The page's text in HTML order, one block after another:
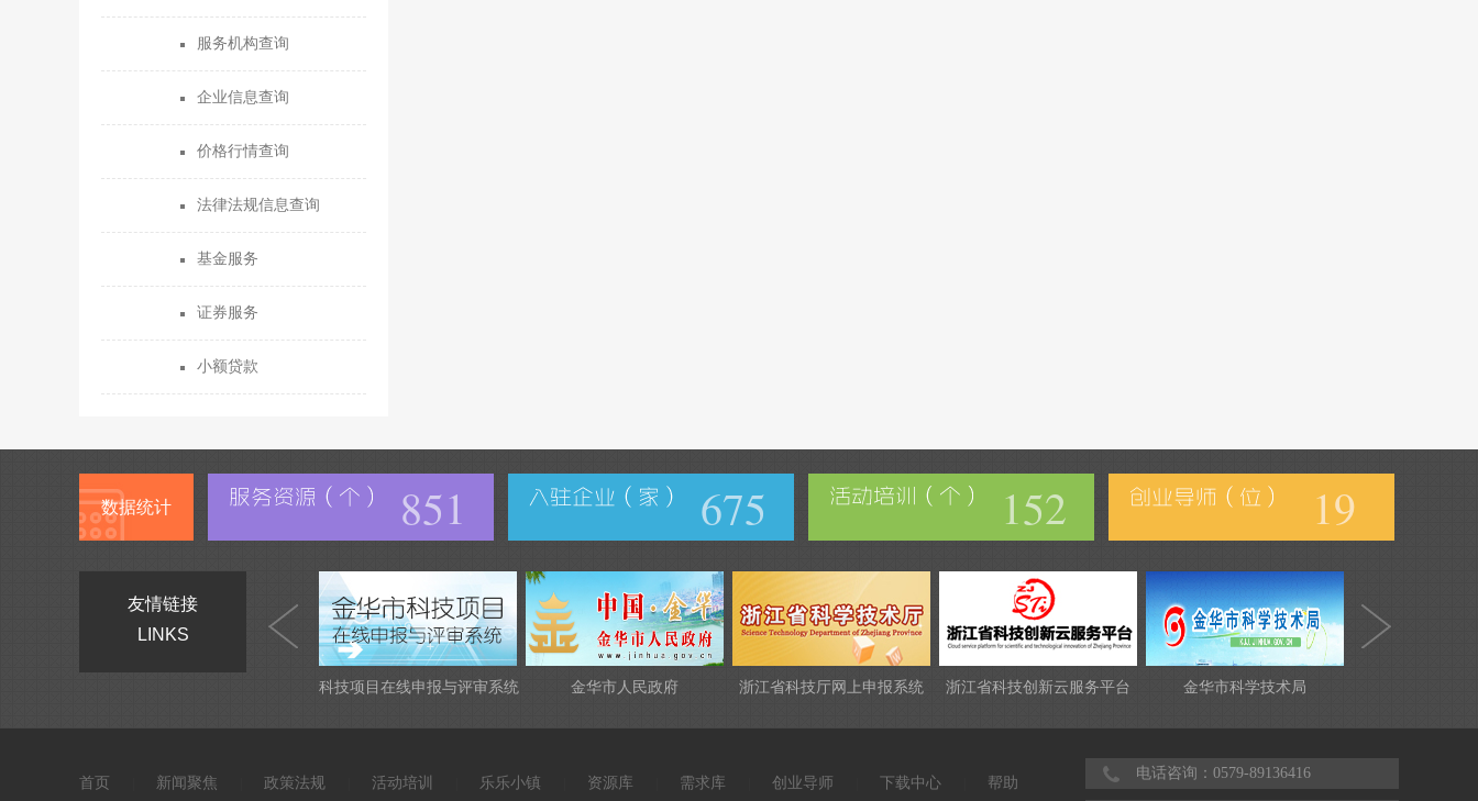
服务机构查询
企业信息查询
价格行情查询
法律法规信息查询
基金服务
证券服务
小额贷款
数据统计 851 675 152 19
友情链接
LINKS
科技项目在线申报与评审系统 金华市人民政府 浙江省科技厅网上申报系统 浙江省科技创新云服务平台 金华市科学技术局
首页 新闻聚焦 政策法规 活动培训 乐乐小镇 资源库 需求库 创业导师 下载中心 帮助
电话咨询：0579-89136416